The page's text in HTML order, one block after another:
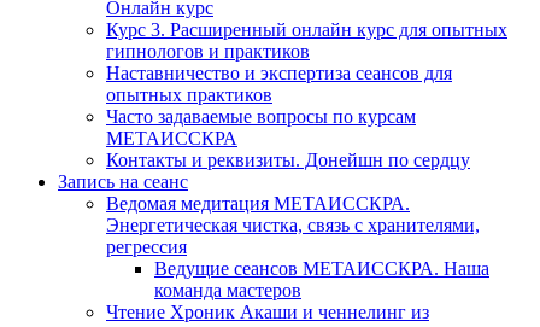
Онлайн курс
Курс 3. Расширенный онлайн курс для опытных
гипнологов и практиков
Наставничество и экспертиза сеансов для
опытных практиков
Часто задаваемые вопросы по курсам
МЕТАИССКРА
Контакты и реквизиты. Донейшн по сердцу
Запись на сеанс
Ведомая медитация МЕТАИССКРА.
Энергетическая чистка, связь с хранителями,
регрессия
Ведущие сеансов МЕТАИССКРА. Наша
команда мастеров
Чтение Хроник Акаши и ченнелинг из